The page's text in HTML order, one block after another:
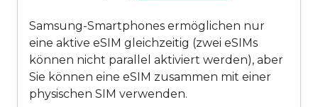
Samsung-Smartphones ermöglichen nur
eine aktive eSIM gleichzeitig (zwei eSIMs
können nicht parallel aktiviert werden), aber
Sie können eine eSIM zusammen mit einer
physischen SIM verwenden.